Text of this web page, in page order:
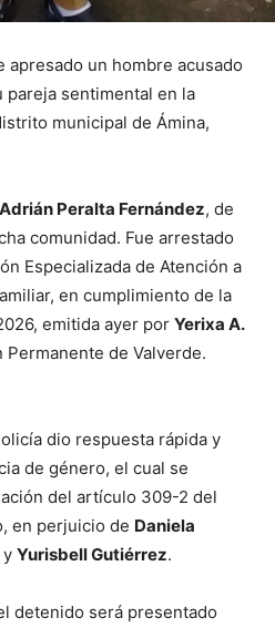
apresado un hombre acusado
sentimental en la
municipal de Ámina,
Peralta Fernández, de
comunidad. Fue arrestado
Especializada de Atención a
en cumplimiento de la
emitida ayer por Yerixa A.
Permanente de Valverde.
dio respuesta rápida y
de género, el cual se
del artículo 309-2 del
en perjuicio de Daniela
y Yurisbell Gutiérrez.
detenido será presentado